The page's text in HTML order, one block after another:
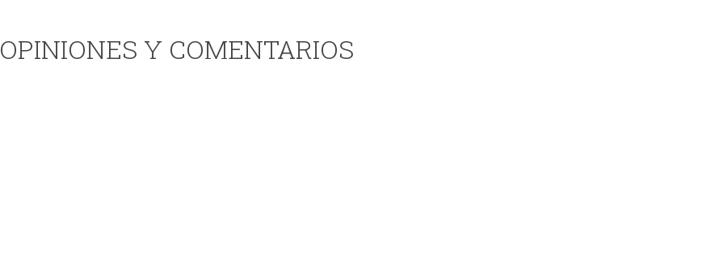
OPINIONES Y COMENTARIOS